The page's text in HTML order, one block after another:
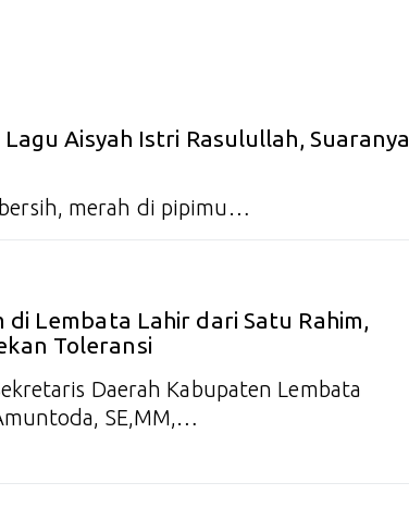
Aisyah Istri Rasulullah, Suaranya
merah di pipimu…
di Lembata Lahir dari Satu Rahim,
Toleransi
Daerah Kabupaten Lembata
SE,MM,…